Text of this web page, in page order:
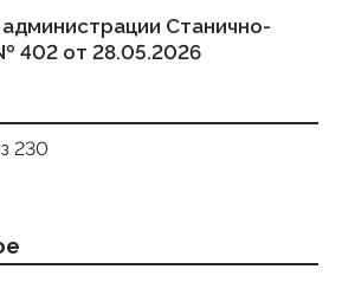
Станично-
402 от 28.05.2026
230